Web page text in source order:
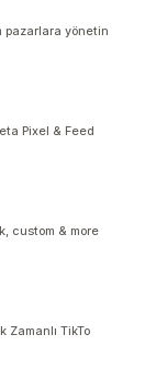
pazarlara yönetin
Pixel & Feed
custom & more
TikTo